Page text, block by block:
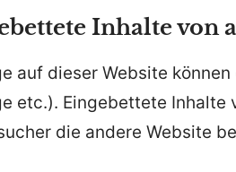
Inhalte von
auf dieser Website
etc.). Eingebettete Inhalte
die andere Website